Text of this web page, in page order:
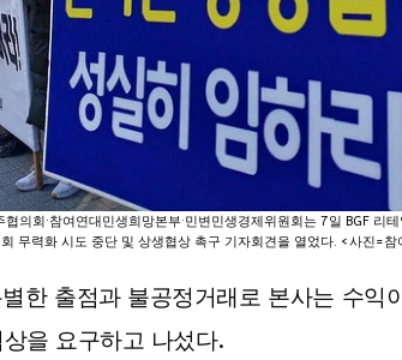
협의회·참여연대민생희망본부·민변민생경제위원회는 7일 BGF 리
무력화 시도 중단 및 상생협상 촉구 기자회견을 열었다. <사진=참
한 출점과 불공정거래로 본사는 수익
을 요구하고 나섰다.